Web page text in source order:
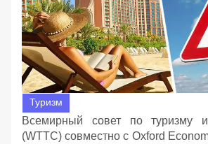
Туризм
Всемирный совет по туризму
(WTTC) совместно с Oxford